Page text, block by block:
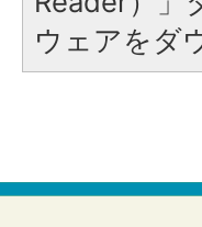
ウェアをダ